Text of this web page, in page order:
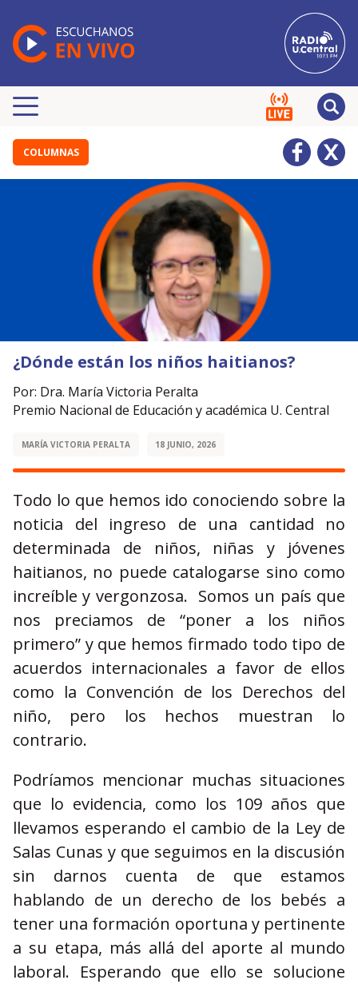
COLUMNAS
¿Dónde están los niños haitianos?
Por: Dra. María Victoria Peralta
Premio Nacional de Educación y académica U. Central
MARÍA VICTORIA PERALTA 18 JUNIO, 2026
Todo lo que hemos ido conociendo sobre la
noticia del ingreso de una cantidad no
determinada de niños, niñas y jóvenes
haitianos, no puede catalogarse sino como
increíble y vergonzosa. Somos un país que
nos preciamos de “poner a los niños
primero” y que hemos firmado todo tipo de
acuerdos internacionales a favor de ellos
como la Convención de los Derechos del
niño, pero los hechos muestran lo
contrario.
Podríamos mencionar muchas situaciones
que lo evidencia, como los 109 años que
llevamos esperando el cambio de la Ley de
Salas Cunas y que seguimos en la discusión
sin darnos cuenta de que estamos
hablando de un derecho de los bebés a
tener una formación oportuna y pertinente
a su etapa, más allá del aporte al mundo
laboral. Esperando que ello se solucione